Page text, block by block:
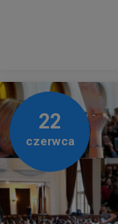
22
czerwca